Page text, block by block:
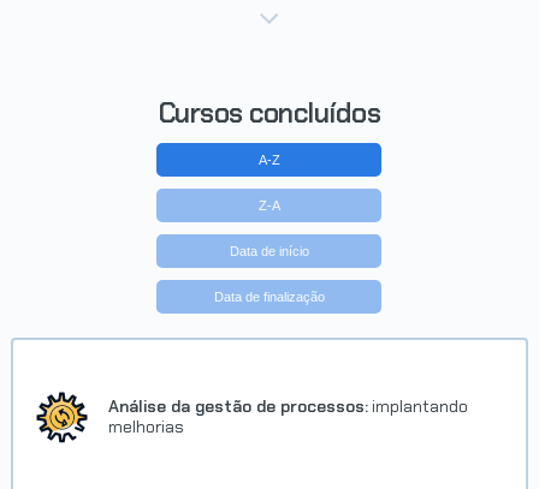
Cursos concluídos
A-Z
Z-A
Data de início
Data de finalização
Análise da gestão de processos: implantando
melhorias